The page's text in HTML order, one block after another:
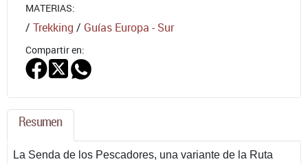
MATERIAS:
/ Trekking / Guías Europa - Sur
Compartir en:
Resumen
La Senda de los Pescadores, una variante de la Ruta